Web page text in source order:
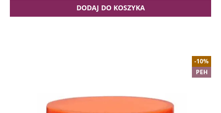
DODAJ DO KOSZYKA
-10%
PEH